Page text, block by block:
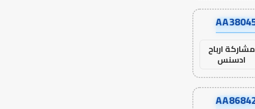
مشاركة ارباح
ادسنس